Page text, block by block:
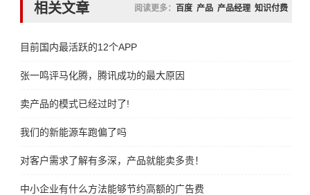
相关文章 阅读更多： 百度 产品 产品经理 知识付费
目前国内最活跃的12个APP
张一鸣评马化腾，腾讯成功的最大原因
卖产品的模式已经过时了!
我们的新能源车跑偏了吗
对客户需求了解有多深，产品就能卖多贵！
中小企业有什么方法能够节约高额的广告费